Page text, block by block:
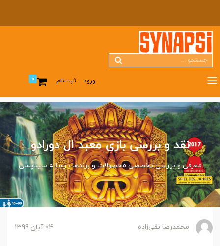
ورود ثبت‌نام 0
نقد و بررسی بازی معبد ال دورادو
معرفی و بررسی تخصصی محصولات و برندها رسانه سیناپسی
محمدرضا نقی‌زاده 04 آبان 1399